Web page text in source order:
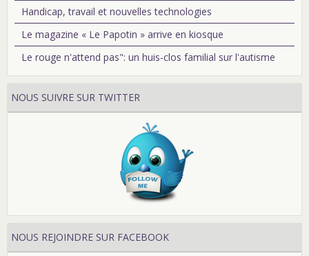
Handicap, travail et nouvelles technologies
Le magazine « Le Papotin » arrive en kiosque
Le rouge n'attend pas": un huis-clos familial sur l'autisme
NOUS SUIVRE SUR TWITTER
NOUS REJOINDRE SUR FACEBOOK